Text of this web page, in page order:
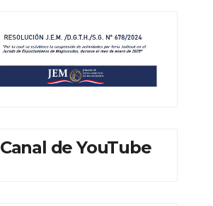
Canal de YouTube